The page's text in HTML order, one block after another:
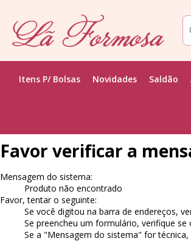
Itens P/ Bolsas Novidades Saldão
Favor verificar a
Mensagem do sistema:
Produto não encontrado
Favor, tentar o seguinte:
Se você digitou na barra de endereços,
Se preencheu um formulário, verifique
Se a "Mensagem do sistema" for